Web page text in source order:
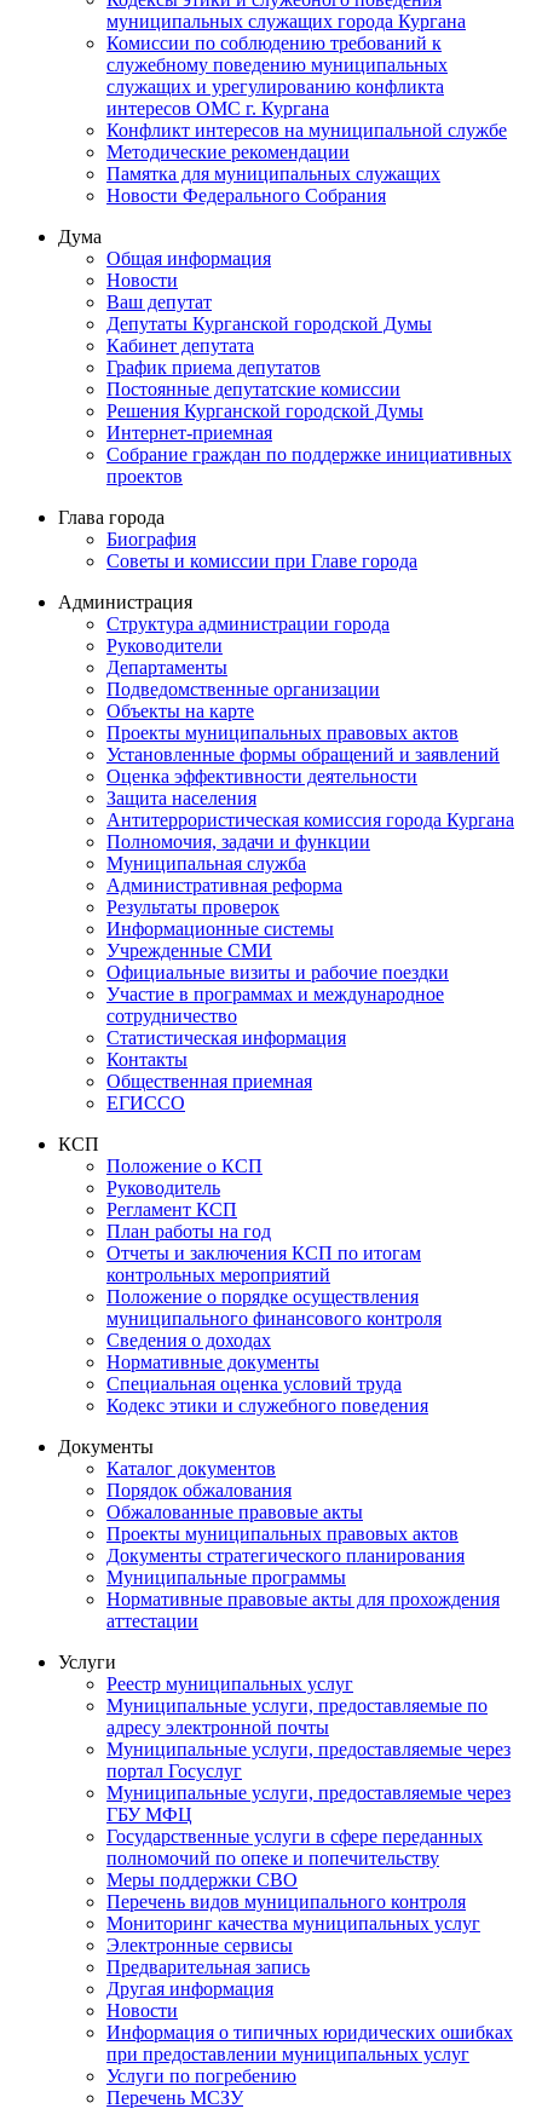
муниципальных служащих города Кургана
Комиссии по соблюдению требований к
служебному поведению муниципальных
служащих и урегулированию конфликта
интересов ОМС г. Кургана
Конфликт интересов на муниципальной службе
Методические рекомендации
Памятка для муниципальных служащих
Новости Федерального Cобрания
Дума
Общая информация
Новости
Ваш депутат
Депутаты Курганской городской Думы
Кабинет депутата
График приема депутатов
Постоянные депутатские комиссии
Решения Курганской городской Думы
Интернет-приемная
Собрание граждан по поддержке инициативных
проектов
Глава города
Биография
Советы и комиссии при Главе города
Администрация
Структура администрации города
Руководители
Департаменты
Подведомственные организации
Объекты на карте
Проекты муниципальных правовых актов
Установленные формы обращений и заявлений
Оценка эффективности деятельности
Защита населения
Антитеррористическая комиссия города Кургана
Полномочия, задачи и функции
Муниципальная служба
Административная реформа
Результаты проверок
Информационные системы
Учрежденные СМИ
Официальные визиты и рабочие поездки
Участие в программах и международное
сотрудничество
Статистическая информация
Контакты
Общественная приемная
ЕГИССО
КСП
Положение о КСП
Руководитель
Регламент КСП
План работы на год
Отчеты и заключения КСП по итогам
контрольных мероприятий
Положение о порядке осуществления
муниципального финансового контроля
Сведения о доходах
Нормативные документы
Специальная оценка условий труда
Кодекс этики и служебного поведения
Документы
Каталог документов
Порядок обжалования
Обжалованные правовые акты
Проекты муниципальных правовых актов
Документы стратегического планирования
Муниципальные программы
Нормативные правовые акты для прохождения
аттестации
Услуги
Реестр муниципальных услуг
Муниципальные услуги, предоставляемые по
адресу электронной почты
Муниципальные услуги, предоставляемые через
портал Госуслуг
Муниципальные услуги, предоставляемые через
ГБУ МФЦ
Государственные услуги в сфере переданных
полномочий по опеке и попечительству
Меры поддержки СВО
Перечень видов муниципального контроля
Мониторинг качества муниципальных услуг
Электронные сервисы
Предварительная запись
Другая информация
Новости
Информация о типичных юридических ошибках
при предоставлении муниципальных услуг
Услуги по погребению
Перечень МСЗУ